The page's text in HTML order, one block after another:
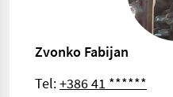
Zvonko Fabijan
Tel:+386 41 ******